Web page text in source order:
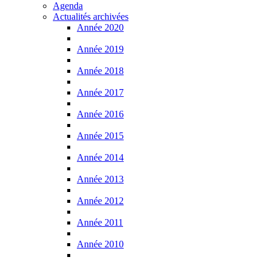
Agenda
Actualités archivées
Année 2020
Année 2019
Année 2018
Année 2017
Année 2016
Année 2015
Année 2014
Année 2013
Année 2012
Année 2011
Année 2010